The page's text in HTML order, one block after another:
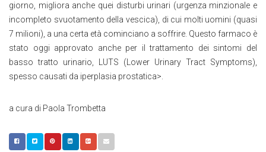
giorno, migliora anche quei disturbi urinari (urgenza minzionale e
incompleto svuotamento della vescica), di cui molti uomini (quasi
7 milioni), a una certa età cominciano a soffrire. Questo farmaco è
stato oggi approvato anche per il trattamento dei sintomi del
basso tratto urinario, LUTS (Lower Urinary Tract Symptoms),
spesso causati da iperplasia prostatica>.
a cura di Paola Trombetta